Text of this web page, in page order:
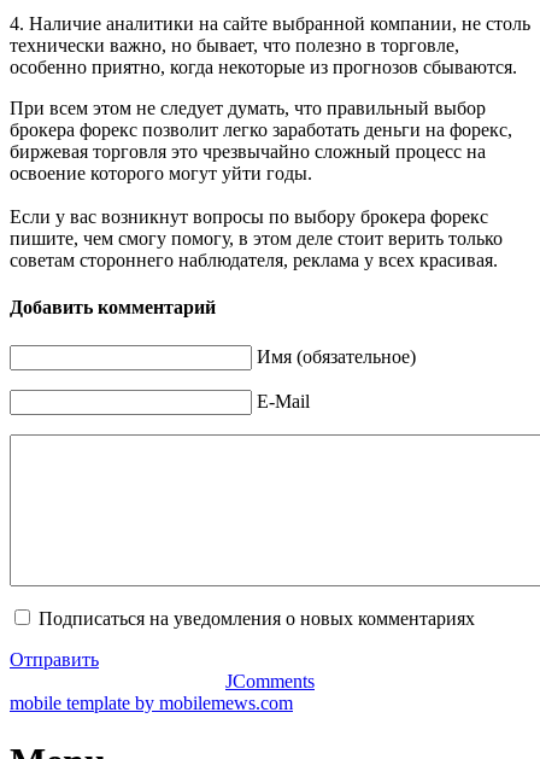
4. Наличие аналитики на сайте выбранной компании, не столь
технически важно, но бывает, что полезно в торговле,
особенно приятно, когда некоторые из прогнозов сбываются.
При всем этом не следует думать, что правильный выбор
брокера форекс позволит легко заработать деньги на форекс,
биржевая торговля это чрезвычайно сложный процесс на
освоение которого могут уйти годы.
Если у вас возникнут вопросы по выбору брокера форекс
пишите, чем смогу помогу, в этом деле стоит верить только
советам стороннего наблюдателя, реклама у всех красивая.
Добавить комментарий
Имя (обязательное)
E-Mail
Подписаться на уведомления о новых комментариях
Отправить
JComments
mobile template by mobilemews.com